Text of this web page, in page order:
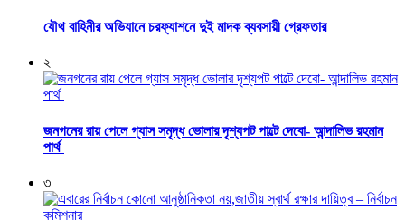
যৌথ বাহিনীর অভিযানে চরফ্যাশনে দুই মাদক ব্যবসায়ী গ্রেফতার
২
জনগনের রায় পেলে গ্যাস সমৃদ্ধ ভোলার দৃশ্যপট পাল্টে দেবো- আন্দালিভ রহমান
পার্থ
৩